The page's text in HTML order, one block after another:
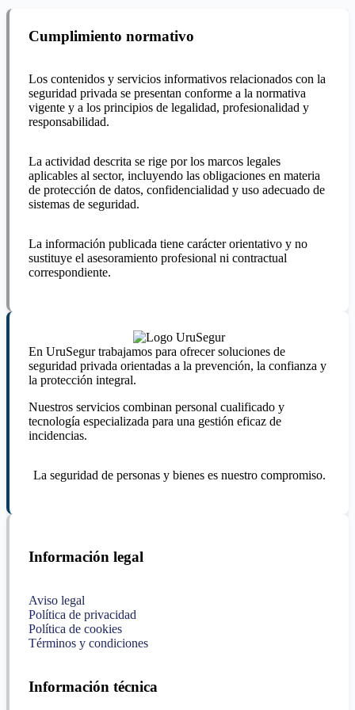
Cumplimiento normativo
Los contenidos y servicios informativos relacionados con la
seguridad privada se presentan conforme a la normativa
vigente y a los principios de legalidad, profesionalidad y
responsabilidad.
La actividad descrita se rige por los marcos legales
aplicables al sector, incluyendo las obligaciones en materia
de protección de datos, confidencialidad y uso adecuado de
sistemas de seguridad.
La información publicada tiene carácter orientativo y no
sustituye el asesoramiento profesional ni contractual
correspondiente.
En UruSegur trabajamos para ofrecer soluciones de
seguridad privada orientadas a la prevención, la confianza y
la protección integral.
Nuestros servicios combinan personal cualificado y
tecnología especializada para una gestión eficaz de
incidencias.
La seguridad de personas y bienes es nuestro compromiso.
Información legal
Aviso legal
Política de privacidad
Política de cookies
Términos y condiciones
Información técnica